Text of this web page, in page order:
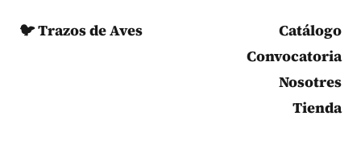
🐦 Trazos de Aves
Catálogo
Convocatoria
Nosotres
Tienda